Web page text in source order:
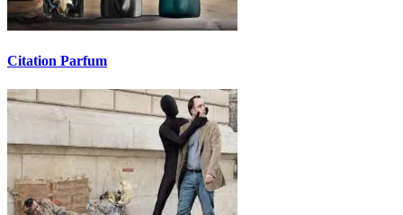
Citation Parfum